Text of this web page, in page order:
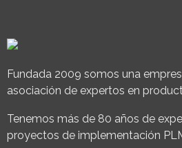
Fundada 2009 somos una
asociación de expertos en
Tenemos más de 80 años de
proyectos de implementación